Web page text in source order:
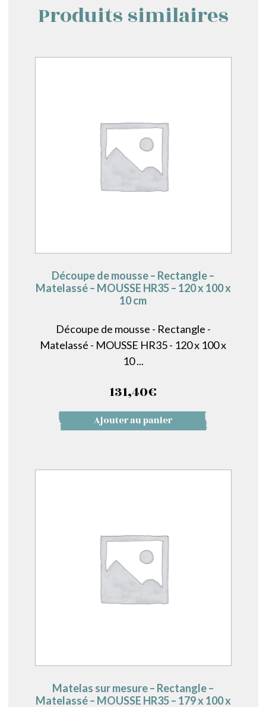
Produits similaires
Découpe de mousse – Rectangle –
Matelassé – MOUSSE HR35 – 120 x 100 x
10 cm
Découpe de mousse - Rectangle -
Matelassé - MOUSSE HR35 - 120 x 100 x
10 ...
131,40€
Ajouter au panier
Matelas sur mesure – Rectangle –
Matelassé – MOUSSE HR35 – 179 x 100 x